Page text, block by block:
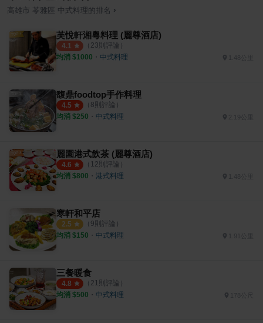
高雄市 苓雅區 中式料理的排名 ›
芙悅軒湘粵料理 (麗尊酒店)
4.1 （ 23則評論）
均消 $1000 ・ 中式料理 1.48公里
馥鼎foodtop手作料理
4.5 （ 8則評論）
均消 $250 ・ 中式料理
麗園港式飲茶 (麗尊酒店)
4.6 （ 12則評論）
均消 $800 ・ 港式料理 1.48公里
寒軒和平店
2.5 （ 9則評論）
均消 $150 ・ 中式料理
三餐暖食
4.8 （ 21則評論）
均消 $500 ・ 中式料理